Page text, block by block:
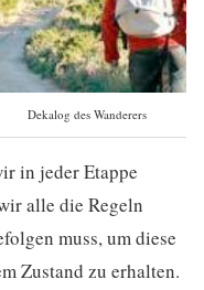
Dekalog des Wanderers
in jeder Etappe
alle die Regeln
muss, um diese
Zustand zu erhalten.